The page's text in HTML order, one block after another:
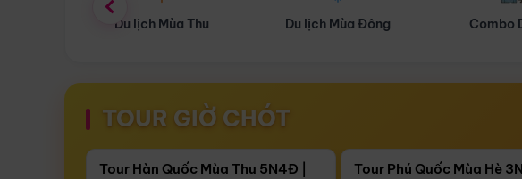
Du lịch Mùa Đông Combo Du lịch Tour
TOUR GIỜ CHÓT
Còn16 ngày 14:06:44
Điểm nổi bật
Tour Hàn Quốc Mùa Thu 5N4Đ |
Còn04 ngày 14:06:44
Tour Phú Quốc Mùa Hè